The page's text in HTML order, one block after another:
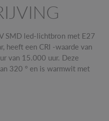
SMD led-lichtbron met E27
heeft een CRI -waarde van
van 15.000 uur. Deze
320 ° en is warmwit met